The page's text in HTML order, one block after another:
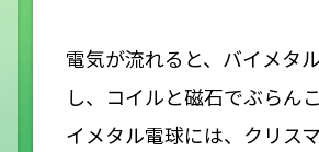
電気が流れると、バイメタ
し、コイルと磁石でぶらん
イメタル電球には、クリス